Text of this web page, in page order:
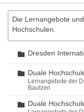
Die Lernangebote
Hochschulen.
Ordner
Dresden
Ordner
Duale
Lernangebote der
Bautzen
Ordner
Duale